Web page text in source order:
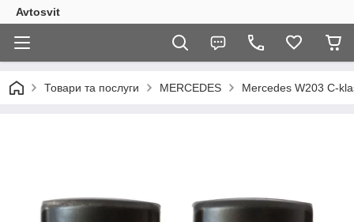
Avtosvit
Товари та послуги MERCEDES Mercedes W203 C-